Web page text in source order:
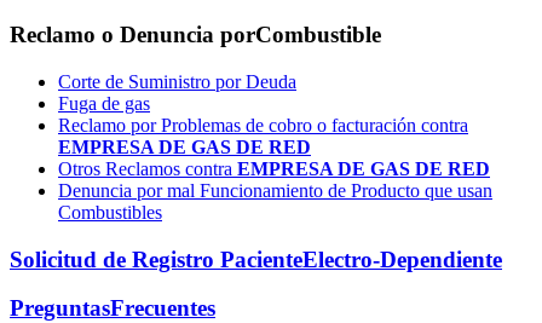
Reclamo o Denuncia porCombustible
Corte de Suministro por Deuda
Fuga de gas
Reclamo por Problemas de cobro o facturación contra
EMPRESA DE GAS DE RED
Otros Reclamos contra EMPRESA DE GAS DE RED
Denuncia por mal Funcionamiento de Producto que usan
Combustibles
Solicitud de Registro PacienteElectro-Dependiente
PreguntasFrecuentes